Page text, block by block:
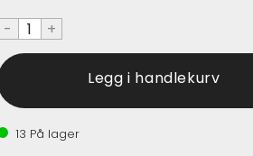
- +
13 På lager